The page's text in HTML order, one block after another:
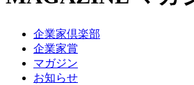
企業家倶楽部
企業家賞
マガジン
お知らせ